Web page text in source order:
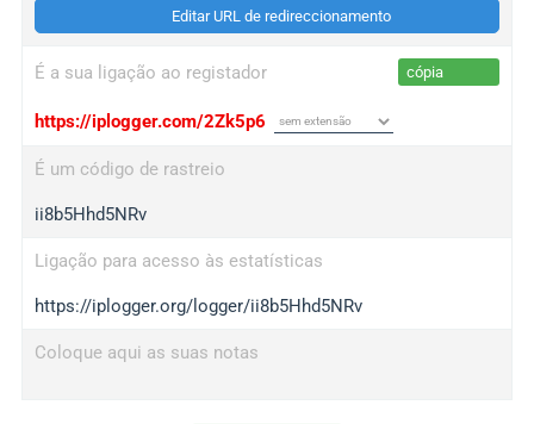
Editar URL de redireccionamento
É a sua ligação ao registador cópia
https://iplogger.com/2Zk5p6
É um código de rastreio
ii8b5Hhd5NRv
Ligação para acesso às estatísticas
https://iplogger.org/logger/ii8b5Hhd5NRv
Coloque aqui as suas notas